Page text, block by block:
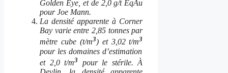
Golden Eye, et de 2,0 g/t ÉqAu
pour Joe Mann.
La densité apparente à Corner
Bay varie entre 2,85 tonnes par
mètre cube (t/m3) et 3,02 t/m3
pour les domaines d’estimation
et 2,0 t/m3
pour le stérile. À